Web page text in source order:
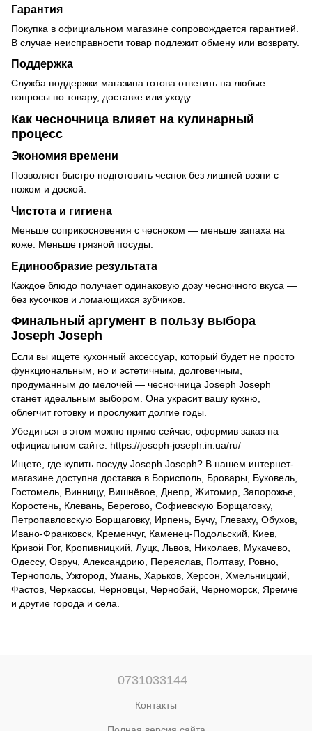
Гарантия
Покупка в официальном магазине сопровождается гарантией.
В случае неисправности товар подлежит обмену или возврату.
Поддержка
Служба поддержки магазина готова ответить на любые
вопросы по товару, доставке или уходу.
Как чесночница влияет на кулинарный
процесс
Экономия времени
Позволяет быстро подготовить чеснок без лишней возни с
ножом и доской.
Чистота и гигиена
Меньше соприкосновения с чесноком — меньше запаха на
коже. Меньше грязной посуды.
Единообразие результата
Каждое блюдо получает одинаковую дозу чесночного вкуса —
без кусочков и ломающихся зубчиков.
Финальный аргумент в пользу выбора
Joseph Joseph
Если вы ищете кухонный аксессуар, который будет не просто
функциональным, но и эстетичным, долговечным,
продуманным до мелочей — чесночница Joseph Joseph
станет идеальным выбором. Она украсит вашу кухню,
облегчит готовку и прослужит долгие годы.
Убедиться в этом можно прямо сейчас, оформив заказ на
официальном сайте: https://joseph-joseph.in.ua/ru/
Ищете, где купить посуду Joseph Joseph? В нашем интернет-
магазине доступна доставка в Борисполь, Бровары, Буковель,
Гостомель, Винницу, Вишнёвое, Днепр, Житомир, Запорожье,
Коростень, Клевань, Берегово, Софиевскую Борщаговку,
Петропавловскую Борщаговку, Ирпень, Бучу, Глеваху, Обухов,
Ивано-Франковск, Кременчуг, Каменец-Подольский, Киев,
Кривой Рог, Кропивницкий, Луцк, Львов, Николаев, Мукачево,
Одессу, Овруч, Александрию, Переяслав, Полтаву, Ровно,
Тернополь, Ужгород, Умань, Харьков, Херсон, Хмельницкий,
Фастов, Черкассы, Черновцы, Чернобай, Черноморск, Яремче
и другие города и сёла.
0731033144
Контакты